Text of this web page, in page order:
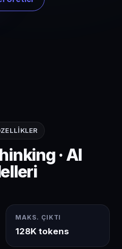
· AI
MAKS. ÇIKTI
128K tokens